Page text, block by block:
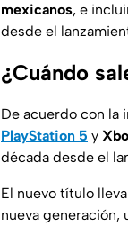
mexicanos, e
desde el
¿Cuándo
De acuerdo con la
PlayStation 5 y
década desde el
El nuevo título
nueva generación,